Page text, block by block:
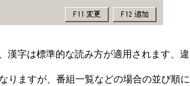
漢字は標準的な読み方が適用されます
りますが、番組一覧などの場合の並び順